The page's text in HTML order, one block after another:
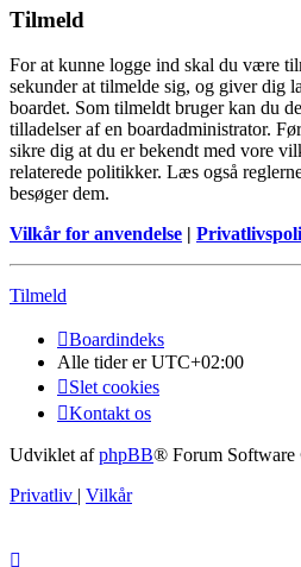
Tilmeld
For at kunne logge ind skal du være
sekunder at tilmelde sig, og giver dig
boardet. Som tilmeldt bruger kan du
tilladelser af en boardadministrator.
sikre dig at du er bekendt med vore
relaterede politikker. Læs også
besøger dem.
Vilkår for anvendelse |
Tilmeld
Boardindeks
Alle tider erUTC+02:00
Slet cookies
Kontakt os
Udviklet afphpBB® Forum
Privatliv | Vilkår